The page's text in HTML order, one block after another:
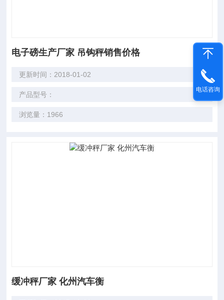
电子磅生产厂家 吊钩秤销售价格
更新时间：2018-01-02
产品型号：
浏览量：1966
缓冲秤厂家 化州汽车衡
电话咨询